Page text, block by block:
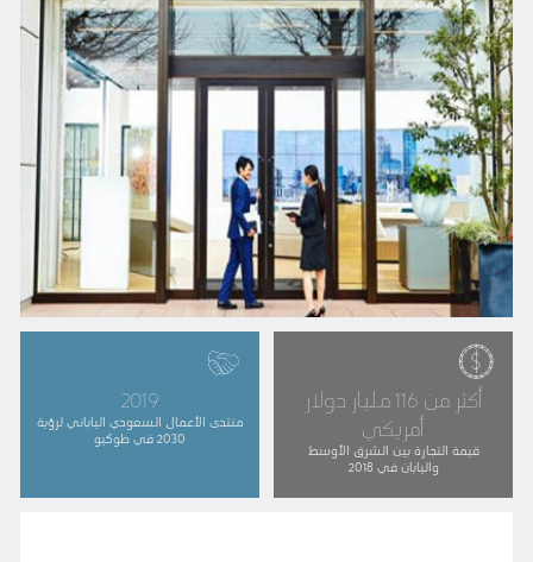
أكثر من 116 مليار دولار
أمريكي
قيمة التجارة بين الشرق الأوسط
واليابان في 2018
2019
منتدى الأعمال السعودي الياباني لرؤية
2030 في طوكيو